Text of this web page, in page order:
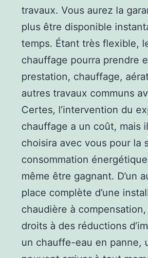
travaux. Vous aurez la
plus être disponible
temps. Étant très flexible,
chauffage pourra prendre
prestation, chauffage,
autres travaux communs
Certes, l’intervention du
chauffage a un coût, mais
choisira avec vous pour la
consommation
même être gagnant. D’un
place complète d’une
chaudière à
droits à des réductions
un chauffe-eau en panne,